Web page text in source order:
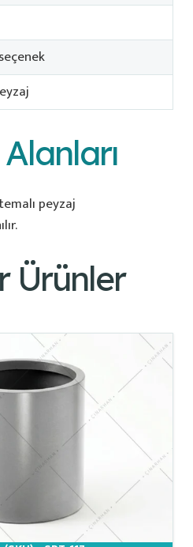
peyzaj
Ürünler